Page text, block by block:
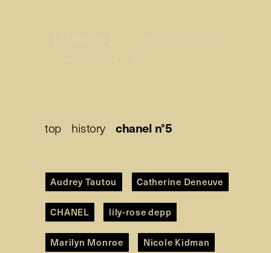
top/ history/chanel n°5
Audrey Tautou Catherine Deneuve
CHANEL lily-rose depp
Marilyn Monroe Nicole Kidman